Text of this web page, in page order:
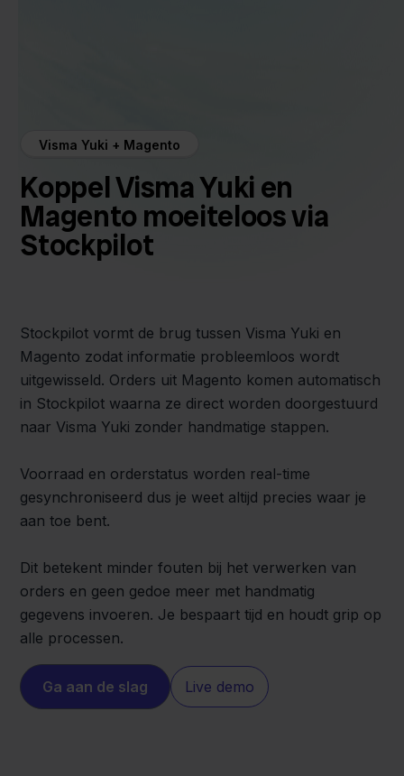
Visma Yuki + Magento
Koppel Visma Yuki en
Magento moeiteloos via
Stockpilot
Stockpilot vormt de brug tussen Visma Yuki en
Magento zodat informatie probleemloos wordt
uitgewisseld. Orders uit Magento komen automatisch
in Stockpilot waarna ze direct worden doorgestuurd
naar Visma Yuki zonder handmatige stappen.
Voorraad en orderstatus worden real-time
gesynchroniseerd dus je weet altijd precies waar je
aan toe bent.
Dit betekent minder fouten bij het verwerken van
orders en geen gedoe meer met handmatig
gegevens invoeren. Je bespaart tijd en houdt grip op
alle processen.
Ga aan de slag Live demo